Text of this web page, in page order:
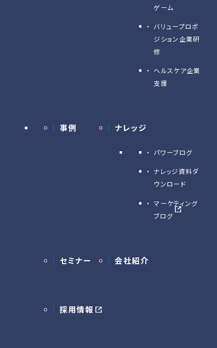
ゲーム
バリュープロポ
ジション企業研
修
ヘルスケア企業
支援
事例 ナレッジ
パワーブログ
ナレッジ資料ダ
ウンロード
マーケティング
ブログ
セミナー 会社紹介
採用情報